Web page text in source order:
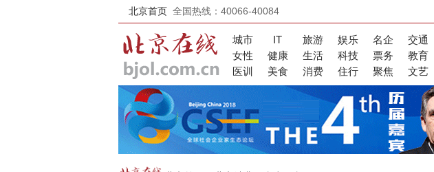
北京首页 全国热线：40066-40084
城市 IT 旅游 娱乐 名企 交通
女性
健康 生活 科技 票务 教育
医训
美食 消费 住行 聚焦 文艺